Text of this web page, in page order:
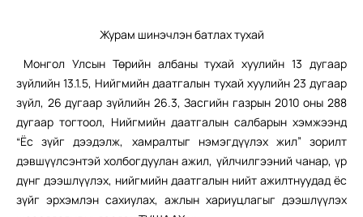
Журам шинэчлэн батлах тухай
Монгол Улсын Төрийн албаны тухай хуулийн 13 дугаар
зүйлийн 13.1.5, Нийгмийн даатгалын тухай хуулийн 23 дугаар
зүйл, 26 дугаар зүйлийн 26.3, Засгийн газрын 2010 оны 288
дугаар тогтоол, Нийгмийн даатгалын салбарын хэмжээнд
“Ёс зүйг дээдэлж, хамралтыг нэмэгдүүлэх жил” зорилт
дэвшүүлсэнтэй холбогдуулан ажил, үйлчилгээний чанар, үр
дүнг дээшлүүлэх, нийгмийн даатгалын нийт ажилтнуудад ёс
зүйг эрхэмлэн сахиулах, ажлын хариуцлагыг дээшлүүлэх